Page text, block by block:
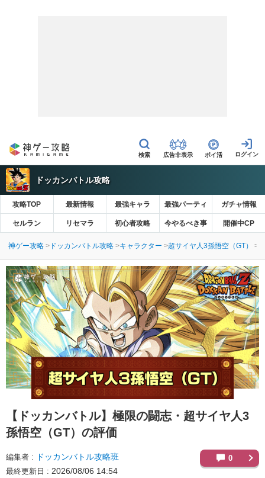
広告非表示 ポイ活
ドッカンバトル攻略
攻略TOP 最新情報 最強キャラ 最強パーティ ガチャ情報
セルラン リセマラ 初心者攻略 今やるべき事 開催中CP
神ゲー攻略 ドッカンバトル攻略 キャラクター 超サイヤ人3孫悟空（GT）
【ドッカンバトル】 極限の闘志・超サイヤ人3
孫悟空（GT）の評価
編集者 ドッカンバトル攻略班
最終更新日 2026/08/06 14:54
0